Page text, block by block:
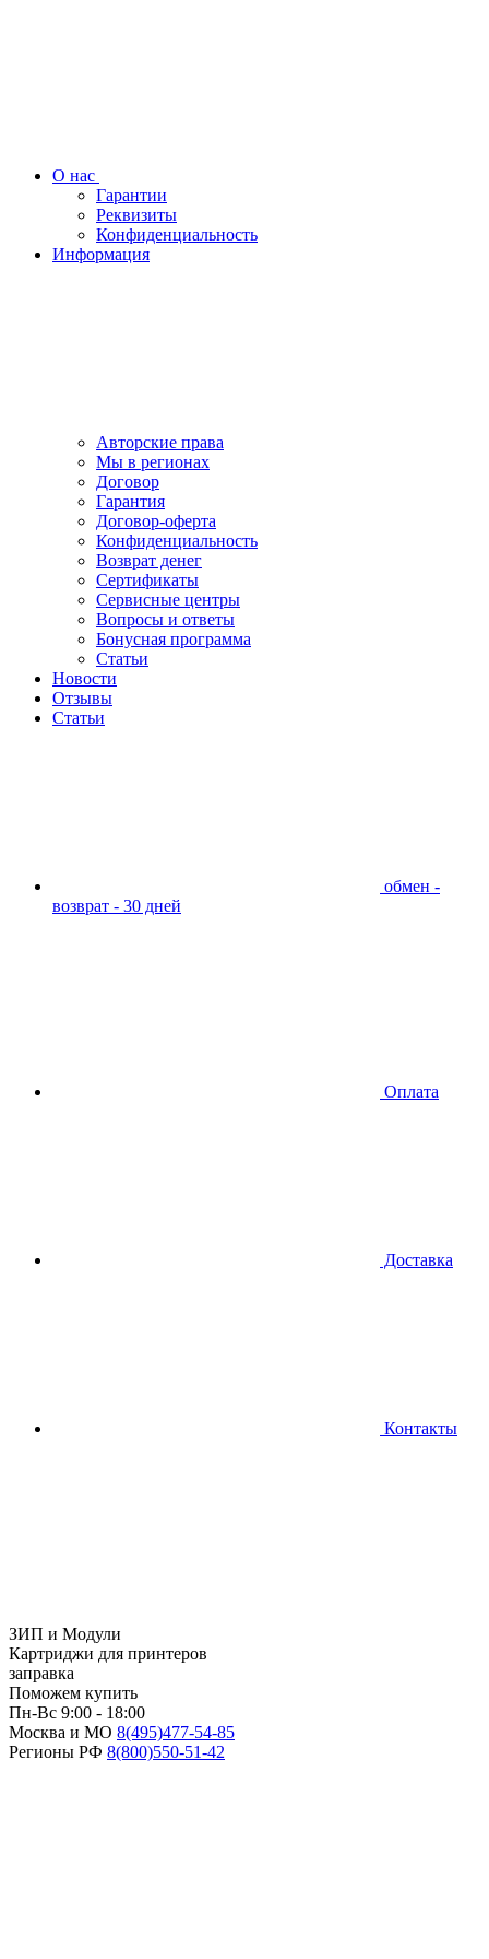
О нас
Гарантии
Реквизиты
Конфиденциальность
Информация
Авторские права
Мы в регионах
Договор
Гарантия
Договор-оферта
Конфиденциальность
Возврат денег
Сертификаты
Сервисные центры
Вопросы и ответы
Бонусная программа
Статьи
Новости
Отзывы
Статьи
обмен -
возврат - 30 дней
Оплата
Доставка
Контакты
ЗИП и Модули
Картриджи для принтеров
заправка
Поможем купить
Пн-Вс 9:00 - 18:00
Москва и МО 8(495)477-54-85
Регионы РФ 8(800)550-51-42